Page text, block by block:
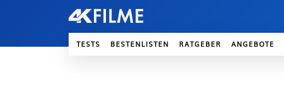
TESTS BESTENLISTEN RATGEBER ANGEBOTE